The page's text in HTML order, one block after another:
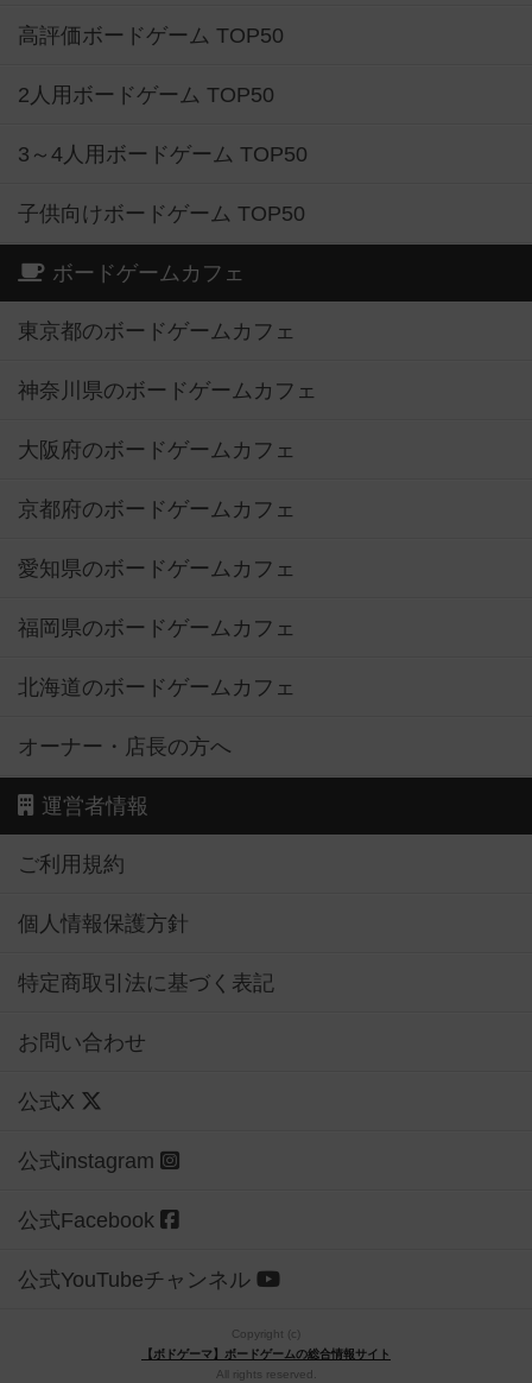
高評価ボードゲーム TOP50
2人用ボードゲーム TOP50
3～4人用ボードゲーム TOP50
子供向けボードゲーム TOP50
ボードゲームカフェ
東京都のボードゲームカフェ
神奈川県のボードゲームカフェ
大阪府のボードゲームカフェ
京都府のボードゲームカフェ
愛知県のボードゲームカフェ
福岡県のボードゲームカフェ
北海道のボードゲームカフェ
オーナー・店長の方へ
運営者情報
ご利用規約
個人情報保護方針
特定商取引法に基づく表記
お問い合わせ
公式X
公式instagram
公式Facebook
公式YouTubeチャンネル
Copyright (c)
【ボドゲーマ】ボードゲームの総合情報サイト
All rights reserved.